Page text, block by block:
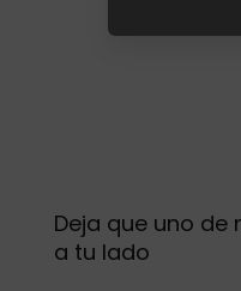
Deja que uno
a tu lado